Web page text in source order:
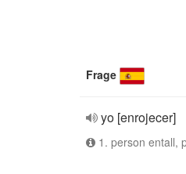
Frage
yo [enrojecer]
1. person entall,